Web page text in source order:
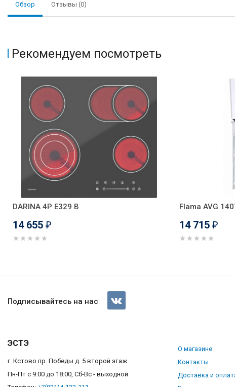
Обзор Отзывы (0)
Рекомендуем посмотреть
DARINA 4P E329 B
14 655 ₽
Flama AVG
14 715 ₽
Стеклокерамическая варочная
Подписывайтесь на нас
ЭСТЭ
г. Кстово пр. Победы д. 5 второй этаж
Пн-Пт с 9:00 до 18:00, Сб-Вс - выходной
О магазине
Контакты
Доставка и